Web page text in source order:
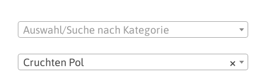
Auswahl/Suche nach Kategorie
×
Cruchten Pol